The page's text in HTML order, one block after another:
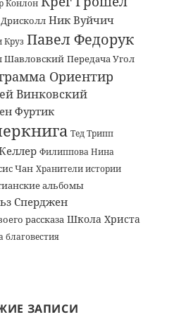
Конлон
Ник Вуйчич
Круз Павел Федорук
Шавловский Передача Угол
Ориентир
Винковский
Фуртик
Тед Трипп
Филиппова Нина
Чан Хранители истории
альбомы
Сперджен
рассказа Школа Христа
ЗАПИСИ